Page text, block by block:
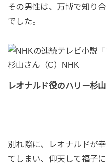
その男性は、万博で知り
でした。
レオナルド役のハリー杉
別れ際に、レオナルドが
てしまい、仰天して福子に